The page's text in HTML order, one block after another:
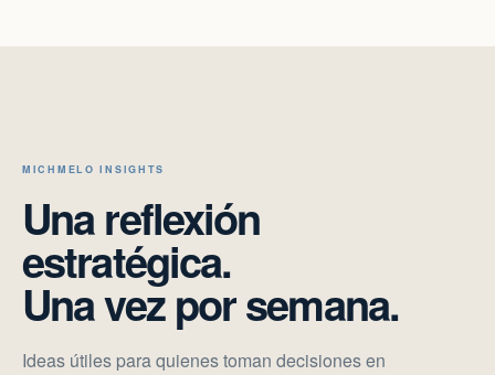
MICHMELO INSIGHTS
Una reflexión
estratégica.
Una vez por semana.
Ideas útiles para quienes toman decisiones en